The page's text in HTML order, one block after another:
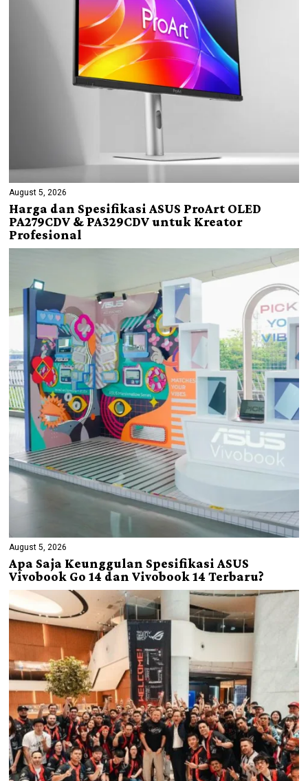
August 5, 2026
Harga dan Spesifikasi ASUS ProArt OLED
PA279CDV & PA329CDV untuk Kreator
Profesional
August 5, 2026
Apa Saja Keunggulan Spesifikasi ASUS
Vivobook Go 14 dan Vivobook 14 Terbaru?